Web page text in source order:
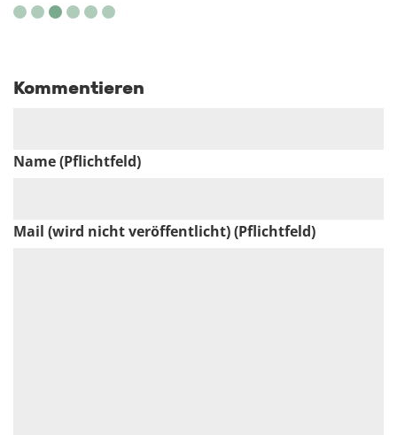
Kommentieren
Name (Pflichtfeld)
Mail (wird nicht veröffentlicht) (Pflichtfeld)